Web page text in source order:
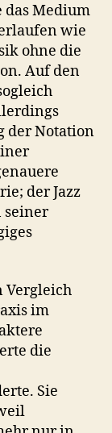
das Medium
wie
ohne die
Auf den
der Notation
der Jazz
seiner
Vergleich
im
die
Sie